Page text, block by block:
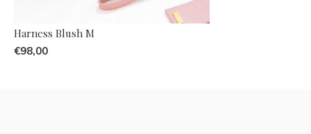
Harness Blush M
€98,00